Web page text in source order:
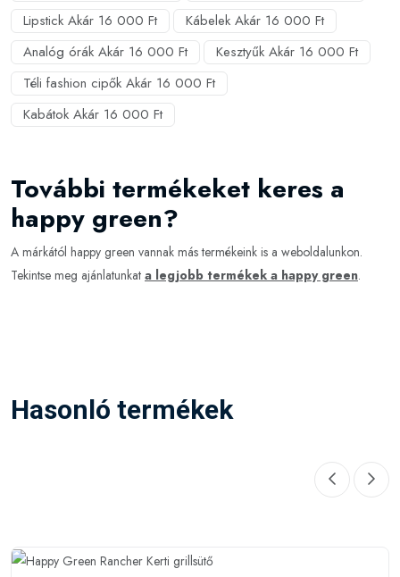
Lipstick Akár 16 000 Ft
Kábelek Akár 16 000 Ft
Analóg órák Akár 16 000 Ft
Kesztyűk Akár 16 000 Ft
Téli fashion cipők Akár 16 000 Ft
Kabátok Akár 16 000 Ft
További termékeket keres a
happy green?
A márkától happy green vannak más termékeink is a weboldalunkon.
Tekintse meg ajánlatunkat a legjobb termékek a happy green.
Hasonló termékek